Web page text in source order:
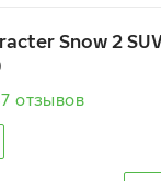
Snow 2
отзывов